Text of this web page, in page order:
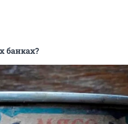
банках?